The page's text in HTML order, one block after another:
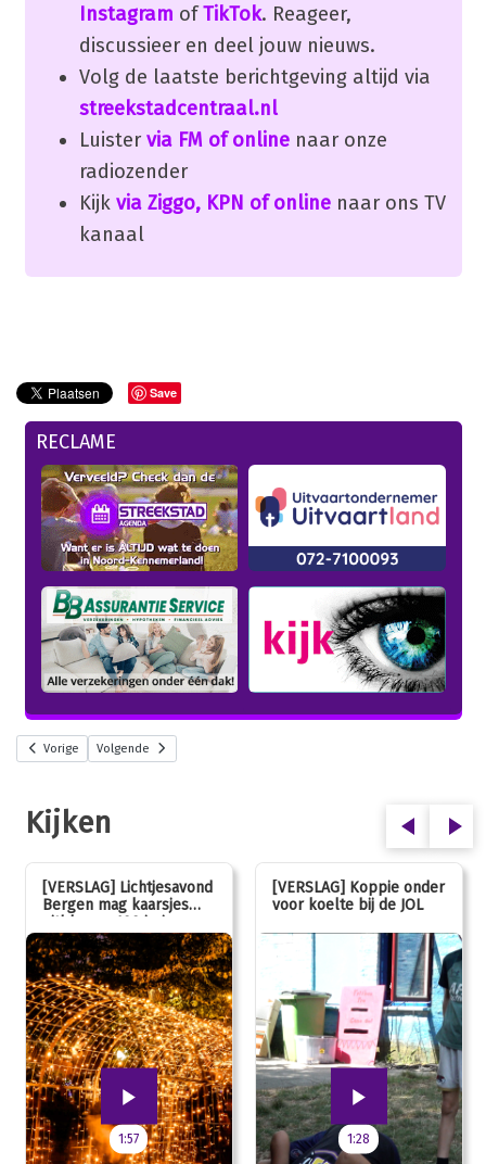
Instagram ofTikTok. Reageer,
discussieer en deel jouw nieuws.
Volg de laatste berichtgeving altijd via
streekstadcentraal.nl
Luister via FM of onlinenaar onze
radiozender
Kijk via Ziggo, KPN of onlinenaar ons TV
kanaal
Save
RECLAME
Vorige Volgende
Kijken
[VERSLAG] Lichtjesavond
Bergen mag kaarsjes
uitblazen: 100 jarig
jubileum!
1:57
[VERSLAG] Koppie onder
voor koelte bij de JOL
1:28